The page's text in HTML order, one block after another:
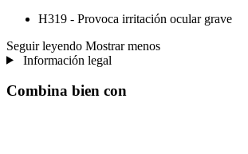
H319 - Provoca irritación ocular grave
Seguir leyendo Mostrar menos
Información legal
Combina bien con